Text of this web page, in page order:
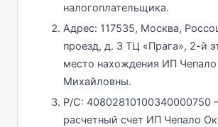
налогоплательщика.
Адрес: 117535, Москва,
проезд, д. 3 ТЦ «Прага», 2-й
место нахождения ИП
Михайловны.
Р/С: 40802810100340000750
расчетный счет ИП Чепало